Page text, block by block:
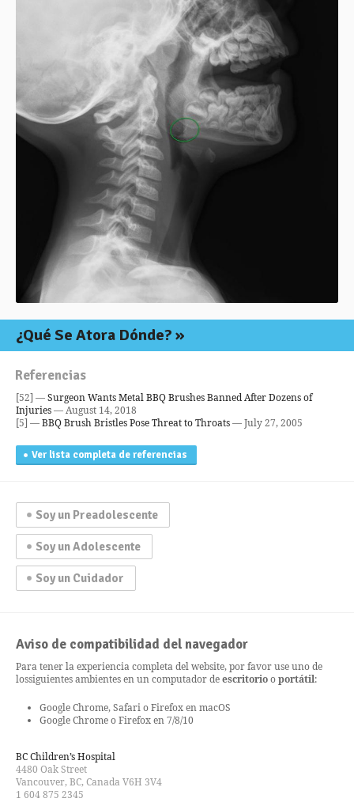
¿Qué Se Atora Dónde?
Referencias
[52] —Surgeon Wants Metal BBQ Brushes Banned After Dozens of
Injuries— August 14, 2018
[5] —BBQ Brush Bristles Pose Threat to Throats— July 27, 2005
Ver lista completa de referencias
Soy un Preadolescente
Soy un Adolescente
Soy un Cuidador
Aviso de compatibilidad del navegador
Para tener la experiencia completa del website, por favor use uno de
lossiguientes ambientes en un computador deescritoriooportátil:
Google Chrome, Safari o Firefox en macOS
Google Chrome o Firefox en 7/8/10
BC Children’s Hospital
4480 Oak Street
Vancouver, BC, Canada V6H 3V4
1 604 875 2345